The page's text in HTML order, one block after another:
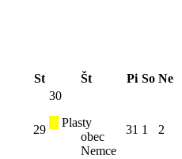
St Št Pi So Ne
29
30
Plasty
obec
Nemce
31 1 2